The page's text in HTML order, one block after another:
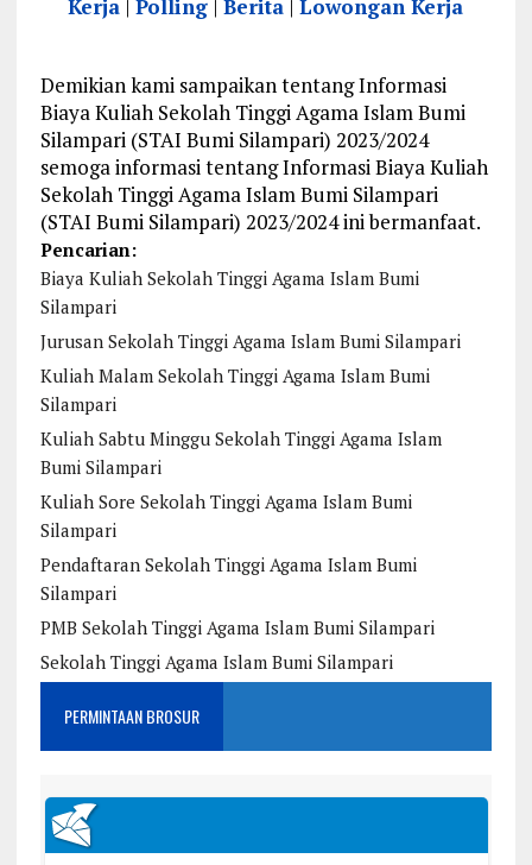
Kerja |Polling |Berita |Lowongan Kerja
Demikian kami sampaikan tentang Informasi
Biaya Kuliah Sekolah Tinggi Agama Islam Bumi
Silampari (STAI Bumi Silampari) 2023/2024
semoga informasi tentang Informasi Biaya Kuliah
Sekolah Tinggi Agama Islam Bumi Silampari
(STAI Bumi Silampari) 2023/2024 ini bermanfaat.
Pencarian:
Biaya Kuliah Sekolah Tinggi Agama Islam Bumi
Silampari
Jurusan Sekolah Tinggi Agama Islam Bumi Silampari
Kuliah Malam Sekolah Tinggi Agama Islam Bumi
Silampari
Kuliah Sabtu Minggu Sekolah Tinggi Agama Islam
Bumi Silampari
Kuliah Sore Sekolah Tinggi Agama Islam Bumi
Silampari
Pendaftaran Sekolah Tinggi Agama Islam Bumi
Silampari
PMB Sekolah Tinggi Agama Islam Bumi Silampari
Sekolah Tinggi Agama Islam Bumi Silampari
PERMINTAAN BROSUR